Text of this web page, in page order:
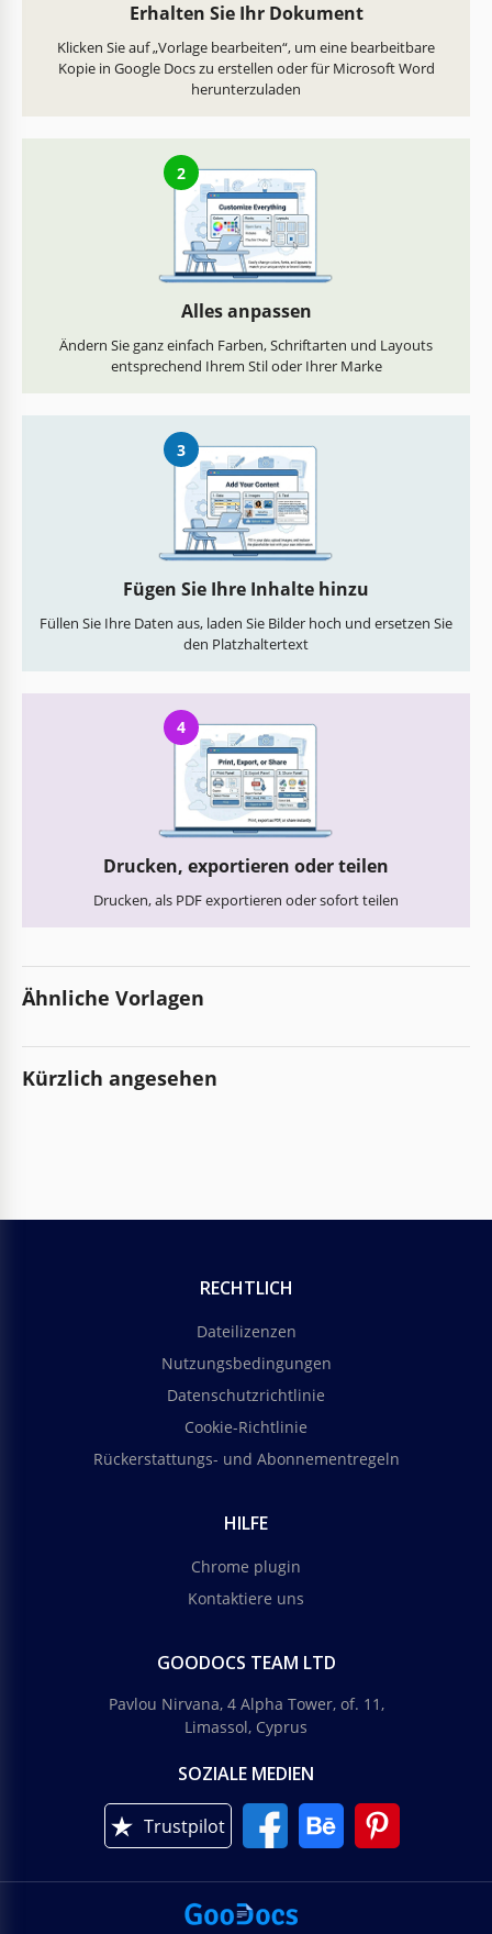
Erhalten Sie Ihr Dokument
Klicken Sie auf „Vorlage bearbeiten“, um eine bearbeitbare
Kopie in Google Docs zu erstellen oder für Microsoft Word
herunterzuladen
2
Alles anpassen
Ändern Sie ganz einfach Farben, Schriftarten und Layouts
entsprechend Ihrem Stil oder Ihrer Marke
3
Fügen Sie Ihre Inhalte hinzu
Füllen Sie Ihre Daten aus, laden Sie Bilder hoch und ersetzen Sie
den Platzhaltertext
4
Drucken, exportieren oder teilen
Drucken, als PDF exportieren oder sofort teilen
Ähnliche Vorlagen
Kürzlich angesehen
RECHTLICH
Dateilizenzen
Nutzungsbedingungen
Datenschutzrichtlinie
Cookie-Richtlinie
Rückerstattungs- und Abonnementregeln
HILFE
Chrome plugin
Kontaktiere uns
GOODOCS TEAM LTD
Pavlou Nirvana, 4 Alpha Tower, of. 11,
Limassol, Cyprus
SOZIALE MEDIEN
Trustpilot